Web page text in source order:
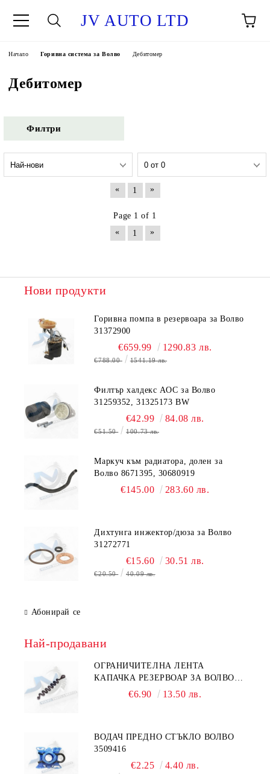
JV AUTO LTD
Начало Горивна система за Волво Дебитомер
Дебитомер
Филтри
« 1 »
Page 1 of 1
«
1 »
Нови продукти
Горивна помпа в резервоара за Волво
31372900
€659.99 1290.83 лв.
€788.00 1541.19 лв.
Филтър халдекс AOC за Волво
31259352, 31325173 BW
€42.99 84.08 лв.
€51.50 100.73 лв.
Маркуч към радиатора, долен за
Волво 8671395, 30680919
€145.00 283.60 лв.
Дихтунга инжектор/дюза за Волво
31272771
€15.60 30.51 лв.
€20.50 40.09 лв.
Абонирай се
Най-продавани
ОГРАНИЧИТЕЛНА ЛЕНТА
КАПАЧКА РЕЗЕРВОАР ЗА ВОЛВО
31336424€6.90 13.50 лв.
ВОДАЧ ПРЕДНО СТЪКЛО ВОЛВО
3509416
€2.25 4.40 лв.